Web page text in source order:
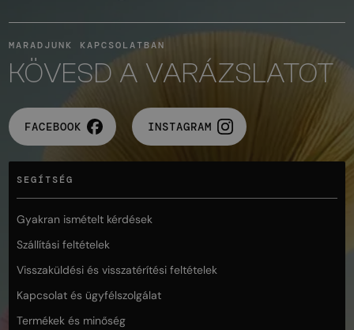
MARADJUNK KAPCSOLATBAN
KÖVESD A VARÁZSLATOT
FACEBOOK INSTAGRAM
SEGÍTSÉG
Gyakran ismételt kérdések
Szállítási feltételek
Visszaküldési és visszatérítési feltételek
Kapcsolat és ügyfélszolgálat
Termékek és minőség